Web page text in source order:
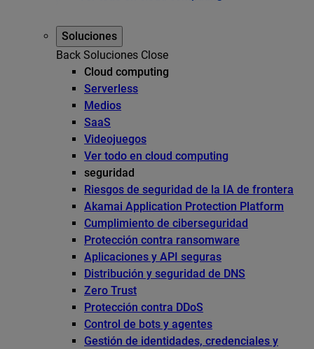
Soluciones
Back Soluciones Close
Cloud computing
Serverless
Medios
SaaS
Videojuegos
Ver todo en cloud computing
seguridad
Riesgos de seguridad de la IA de frontera
Akamai Application Protection Platform
Cumplimiento de ciberseguridad
Protección contra ransomware
Aplicaciones y API seguras
Distribución y seguridad de DNS
Zero Trust
Protección contra DDoS
Control de bots y agentes
Gestión de identidades, credenciales y